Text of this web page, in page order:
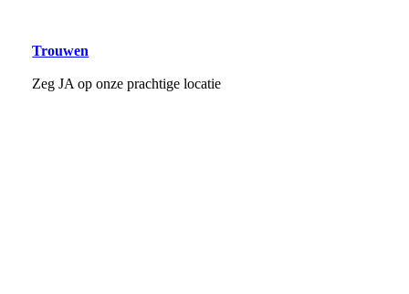
Trouwen
Zeg JA op onze prachtige locatie